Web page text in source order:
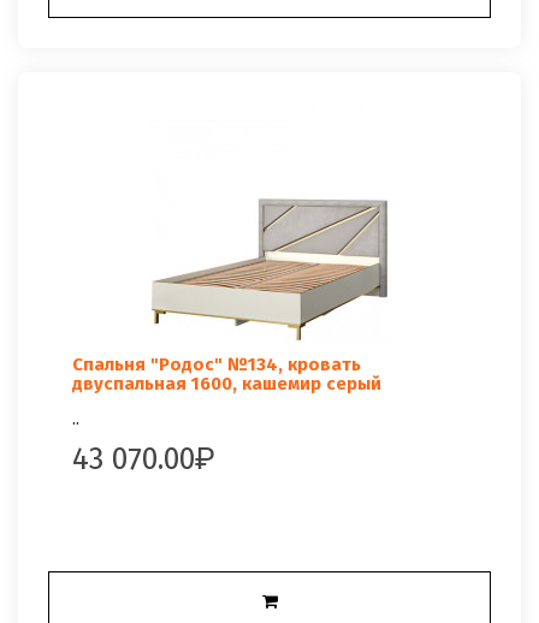
Спальня "Родос" №134, кровать
двуспальная 1600, кашемир серый
..
43 070.00